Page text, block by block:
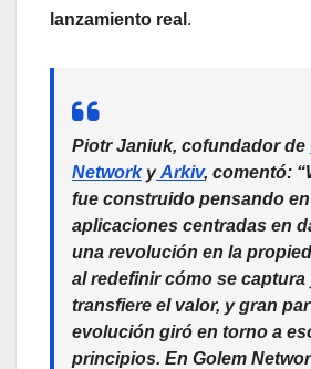
lanzamiento real .
Piotr Janiuk, cofundador de
NetworkyArkiv, comentó:
fue construido pensando en
aplicaciones centradas en
una revolución en la
al redefinir cómo se captura
transfiere el valor, y gran
evolución giró en torno a
principios. En Golem